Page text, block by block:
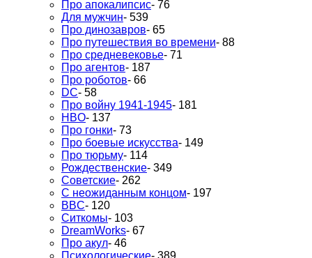
Про апокалипсис- 76
Для мужчин- 539
Про динозавров- 65
Про путешествия во времени- 88
Про средневековье- 71
Про агентов- 187
Про роботов- 66
DC- 58
Про войну 1941-1945- 181
HBO- 137
Про гонки- 73
Про боевые искусства- 149
Про тюрьму- 114
Рождественские- 349
Советские- 262
С неожиданным концом- 197
BBC- 120
Ситкомы- 103
DreamWorks- 67
Про акул- 46
Психологические- 389